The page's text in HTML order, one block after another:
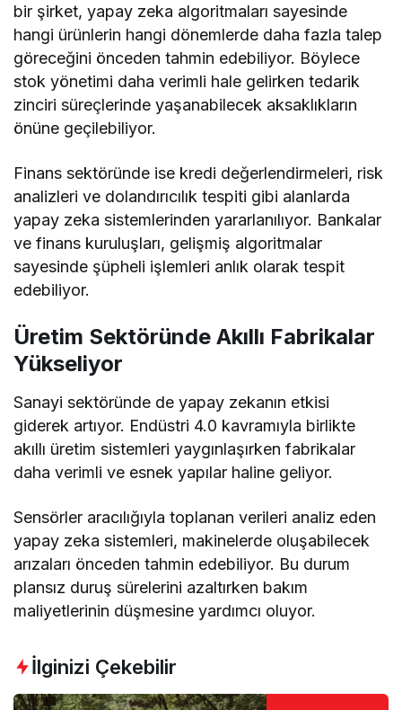
bir şirket, yapay zeka algoritmaları sayesinde
hangi ürünlerin hangi dönemlerde daha fazla talep
göreceğini önceden tahmin edebiliyor. Böylece
stok yönetimi daha verimli hale gelirken tedarik
zinciri süreçlerinde yaşanabilecek aksaklıkların
önüne geçilebiliyor.
Finans sektöründe ise kredi değerlendirmeleri, risk
analizleri ve dolandırıcılık tespiti gibi alanlarda
yapay zeka sistemlerinden yararlanılıyor. Bankalar
ve finans kuruluşları, gelişmiş algoritmalar
sayesinde şüpheli işlemleri anlık olarak tespit
edebiliyor.
Üretim Sektöründe Akıllı Fabrikalar
Yükseliyor
Sanayi sektöründe de yapay zekanın etkisi
giderek artıyor. Endüstri 4.0 kavramıyla birlikte
akıllı üretim sistemleri yaygınlaşırken fabrikalar
daha verimli ve esnek yapılar haline geliyor.
Sensörler aracılığıyla toplanan verileri analiz eden
yapay zeka sistemleri, makinelerde oluşabilecek
arızaları önceden tahmin edebiliyor. Bu durum
plansız duruş sürelerini azaltırken bakım
maliyetlerinin düşmesine yardımcı oluyor.
İlginizi Çekebilir